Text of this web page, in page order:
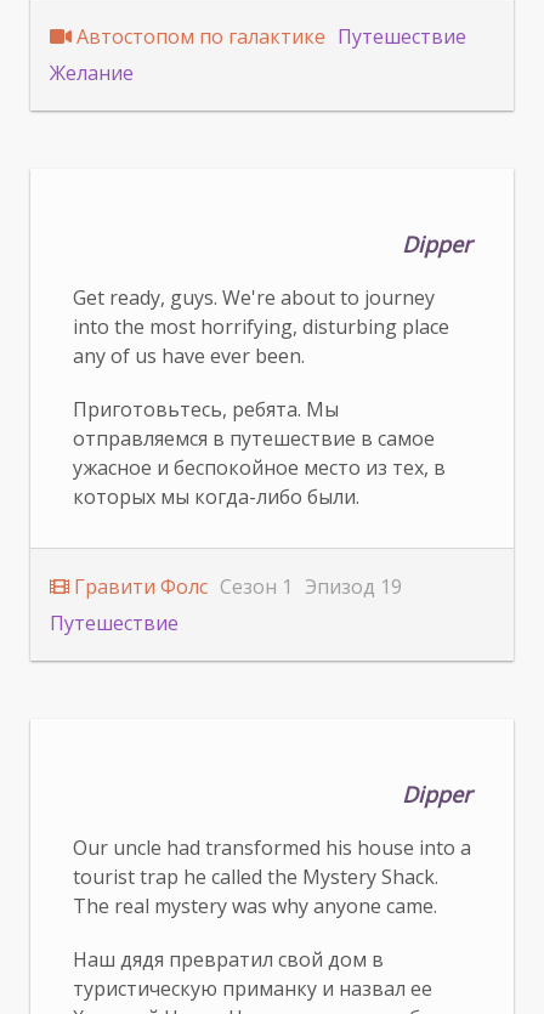
Автостопом по галактике Путешествие
Желание
Dipper
Get ready, guys. We're about to journey
into the most horrifying, disturbing place
any of us have ever been.
Приготовьтесь, ребята. Мы
отправляемся в путешествие в самое
ужасное и беспокойное место из тех, в
которых мы когда-либо были.
Гравити Фолс Сезон 1
Эпизод 19
Путешествие
Dipper
Our uncle had transformed his house into a
tourist trap he called the Mystery Shack.
The real mystery was why anyone came.
Наш дядя превратил свой дом в
туристическую приманку и назвал ее